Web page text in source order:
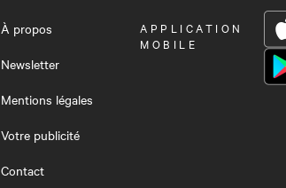
À propos
Newsletter
Mentions légales
Votre publicité
Contact
OUVRIR
LE
APPLICATION
MOBILE